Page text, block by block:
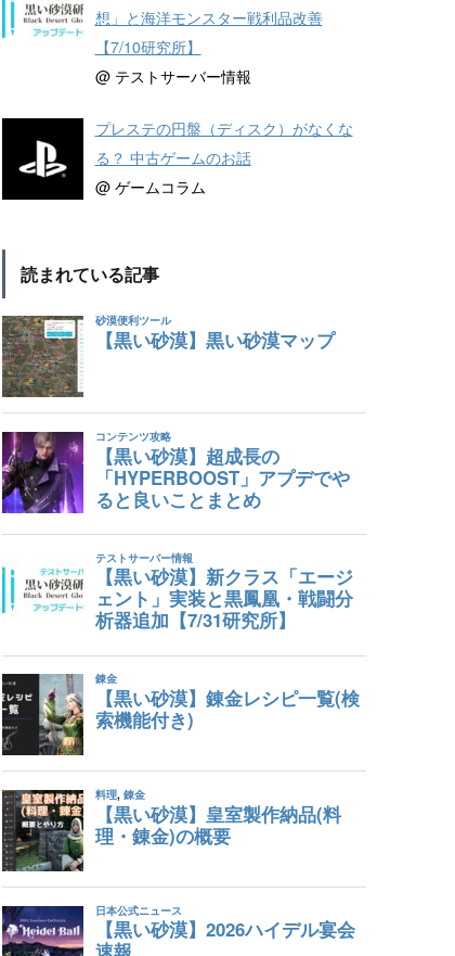
想」と海洋モンスター戦利品改善
【7/10研究所】
@ テストサーバー情報
プレステの円盤（ディスク）がなくな
る？ 中古ゲームのお話
@ ゲームコラム
読まれている記事